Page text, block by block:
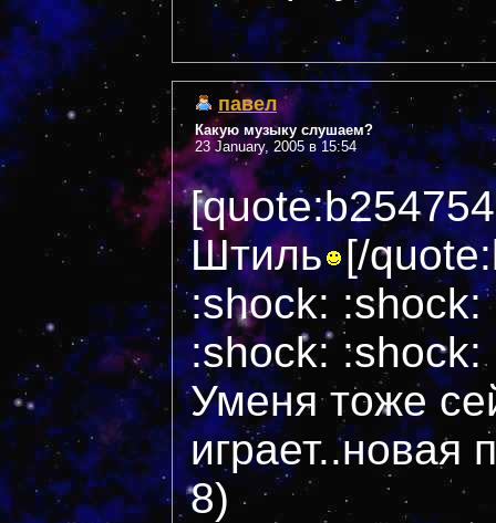
павел
Какую музыку слушаем?
23 January, 2005 в 15:54
Штиль [/
:shock:
:shock: :shock:
Уменя тоже
8)